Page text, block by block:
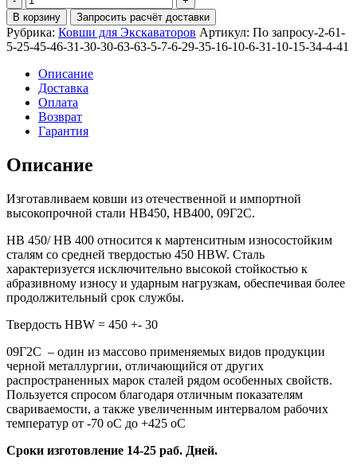
Ковш
стандартный
1,2м3
для
ZX330
В корзину Запросить расчёт доставки
Рубрика: Ковши для Экскаваторов Артикул: По запросу-2-61-
5-25-45-46-31-30-30-63-63-5-7-6-29-35-16-10-6-31-10-15-34-4-41
Описание
Доставка
Оплата
Возврат
Гарантия
Описание
Изготавливаем ковши из отечественной и импортной
высокопрочной стали HB450, HB400, 09Г2С.
HB 450/ HB 400 относится к мартенситным износостойким
сталям со средней твердостью 450 HBW. Сталь
характеризуется исключительно высокой стойкостью к
абразивному износу и ударным нагрузкам, обеспечивая более
продолжительный срок службы.
Твердость HBW = 450 +- 30
09Г2С – один из массово применяемых видов продукции
черной металлургии, отличающийся от других
распространенных марок сталей рядом особенных свойств.
Пользуется спросом благодаря отличным показателям
свариваемости, а также увеличенным интервалом рабочих
температур от -70 оС до +425 оС
Сроки изготовление 14-25 раб. Дней.